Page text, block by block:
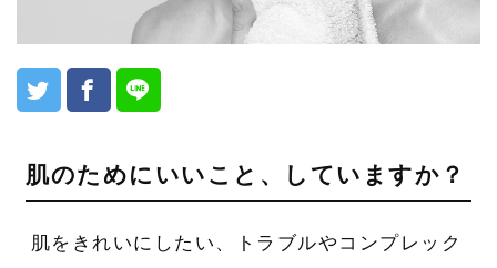
肌のためにいいこと、していますか？
肌をきれいにしたい、トラブルやコンプレック